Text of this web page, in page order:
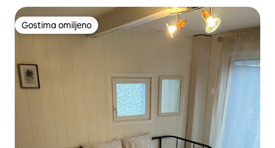
Gostima omiljeno
Gostima omiljeno